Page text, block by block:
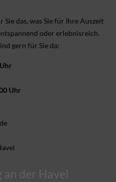
das, was Sie für Ihre Aus­zeit
oder erlebnis­reich.
gern für Sie da:
Uhr
der Havel